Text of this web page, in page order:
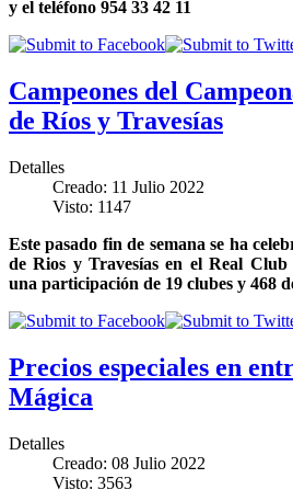
y el teléfono 954 33 42 11
Campeones del
de Ríos y Travesías
Detalles
Creado: 11 Julio 2022
Visto: 1147
Este pasado fin de semana se ha
de Rios y Travesías en el Real
una participación de 19 clubes y 468
Precios especiales en
Mágica
Detalles
Creado: 08 Julio 2022
Visto: 3563